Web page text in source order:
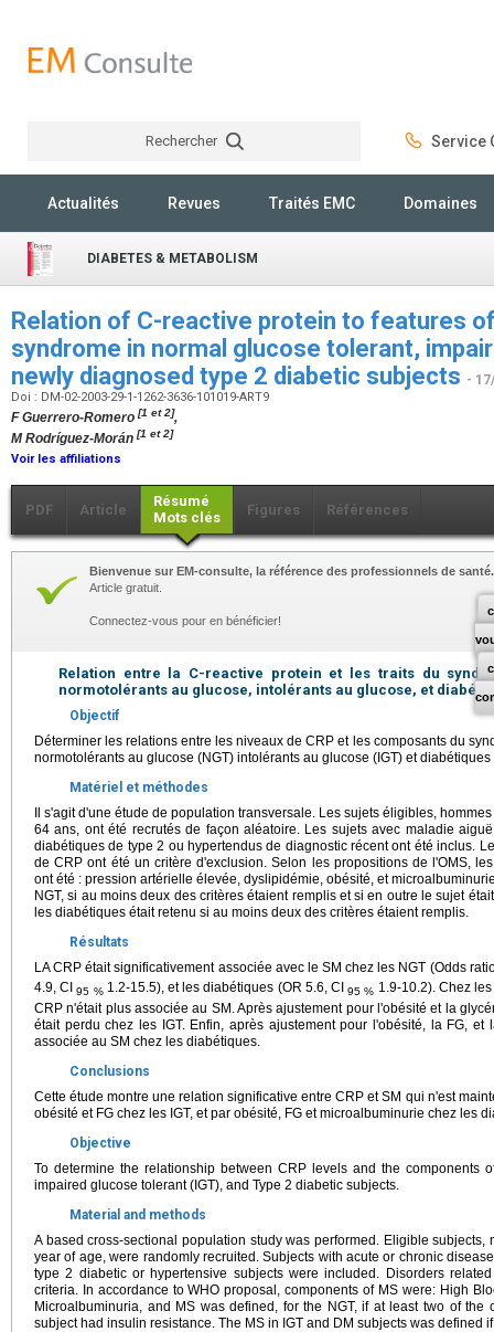
Rechercher Service
Actualités Revues Traités EMC Domaines
DIABETES & METABOLISM
Relation of C-reactive protein to features
syndrome in normal glucose tolerant,
newly diagnosed type 2 diabetic subjects -
Doi : DM-02-2003-29-1-1262-3636-101019-ART9
F Guerrero-Romero [1 et 2],
M Rodríguez-Morán [1 et 2]
Voir les affiliations
PDF Article
Résumé
Mots clés
Figures Références
Bienvenue sur EM-consulte, la référence des professionnels de santé.
Article gratuit.
Connectez-vous pour en bénéficier!
Relation entre la C-reactive protein et les traits du
normotolérants au glucose, intolérants au glucose, et
Objectif
Déterminer les relations entre les niveaux de CRP et les composants du
normotolérants au glucose (NGT) intolérants au glucose (IGT) et diabétiques
Matériel et méthodes
Il s'agit d'une étude de population transversale. Les sujets éligibles,
64 ans, ont été recrutés de façon aléatoire. Les sujets avec maladie
diabétiques de type 2 ou hypertendus de diagnostic récent ont été inclus.
de CRP ont été un critère d'exclusion. Selon les propositions de l'OMS,
ont été : pression artérielle élevée, dyslipidémie, obésité, et
NGT, si au moins deux des critères étaient remplis et si en outre le sujet
les diabétiques était retenu si au moins deux des critères étaient remplis.
Résultats
LA CRP était significativement associée avec le SM chez les NGT (Odds
4.9, CI95 %1.2-15.5), et les diabétiques (OR 5.6, CI95 % 1.9-10.2). Chez
CRP n'était plus associée au SM. Après ajustement pour l'obésité et la
était perdu chez les IGT. Enfin, après ajustement pour l'obésité, la FG,
associée au SM chez les diabétiques.
Conclusions
Cette étude montre une relation significative entre CRP et SM qui n'est
obésité et FG chez les IGT, et par obésité, FG et microalbuminurie chez les
Objective
To determine the relationship between CRP levels and the components
impaired glucose tolerant (IGT), and Type 2 diabetic subjects.
Material and methods
A based cross-sectional population study was performed. Eligible
year of age, were randomly recruited. Subjects with acute or chronic
type 2 diabetic or hypertensive subjects were included. Disorders
criteria. In accordance to WHO proposal, components of MS were: High
Microalbuminuria, and MS was defined, for the NGT, if at least two of
subject had insulin resistance. The MS in IGT and DM subjects was defined